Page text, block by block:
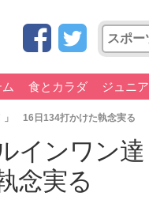
食とカラダ ジュニア
」 16日134打かけた執念実る
インワン達
念実る